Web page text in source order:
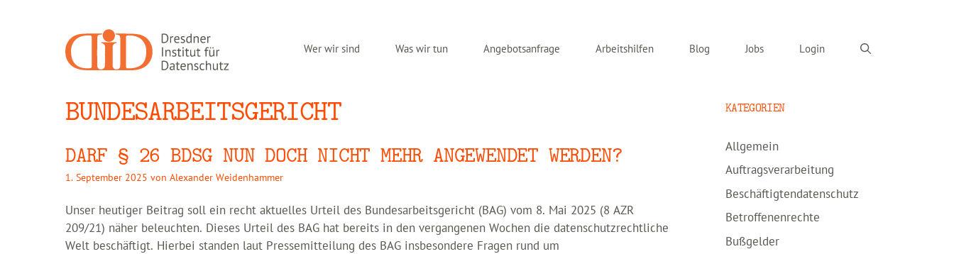
Wer wir sind Was wir tun Angebotsanfrage Arbeitshilfen Blog Jobs Login
BUNDESARBEITSGERICHT
DARF § 26 BDSG NUN DOCH NICHT MEHR ANGEWENDET WERDEN?
1. September 2025 von Alexander Weidenhammer
Unser heutiger Beitrag soll ein recht aktuelles Urteil des Bundesarbeitsgericht (BAG) vom 8. Mai 2025 (8 AZR
209/21) näher beleuchten. Dieses Urteil des BAG hat bereits in den vergangenen Wochen die datenschutzrechtliche
Welt beschäftigt. Hierbei standen laut Pressemitteilung des BAG insbesondere Fragen rund um
KATEGORIEN
Allgemein
Auftragsverarbeitung
Beschäftigtendatenschutz
Betroffenenrechte
Bußgelder